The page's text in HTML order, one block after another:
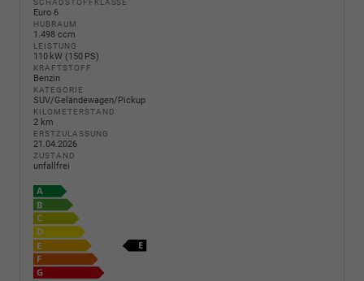
SCHADSTOFFKLASSE
Euro 6
HUBRAUM
1.498 ccm
LEISTUNG
110 kW (150 PS)
KRAFTSTOFF
Benzin
KATEGORIE
SUV/Geländewagen/Pickup
KILOMETERSTAND
2 km
ERSTZULASSUNG
21.04.2026
ZUSTAND
unfallfrei